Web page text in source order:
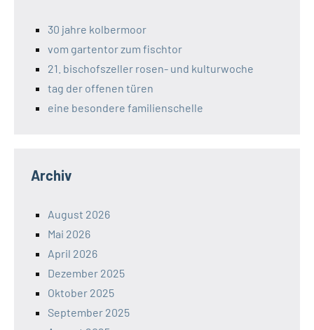
30 jahre kolbermoor
vom gartentor zum fischtor
21. bischofszeller rosen- und kulturwoche
tag der offenen türen
eine besondere familienschelle
Archiv
August 2026
Mai 2026
April 2026
Dezember 2025
Oktober 2025
September 2025